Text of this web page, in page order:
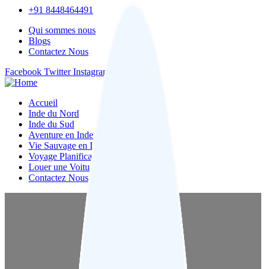
+91 8448464491
Qui sommes nous
Blogs
Contactez Nous
Facebook Twitter Instagram
Accueil
Inde du Nord
Inde du Sud
Aventure en Inde
Vie Sauvage en Inde
Voyage Planification
Louer une Voiture
Contactez Nous